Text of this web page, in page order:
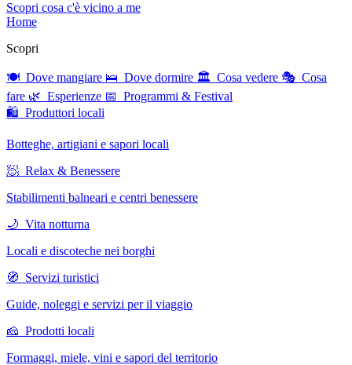
Scopri cosa c'è vicino a me
Home
Scopri
🍽 Dove mangiare 🛌 Dove dormire 🏛 Cosa vedere 🎭 Cosa
fare 🌿 Esperienze 📅 Programmi & Festival
🛍 Produttori locali
Botteghe, artigiani e sapori locali
🧖 Relax & Benessere
Stabilimenti balneari e centri benessere
🌙 Vita notturna
Locali e discoteche nei borghi
🧭 Servizi turistici
Guide, noleggi e servizi per il viaggio
🧀 Prodotti locali
Formaggi, miele, vini e sapori del territorio